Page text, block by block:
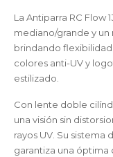
La Antiparra RC Flow
mediano/grande y
brindando flexibilidad
colores anti-UV y
estilizado.
Con lente doble
una visión sin
rayos UV. Su sistema
garantiza una óptima